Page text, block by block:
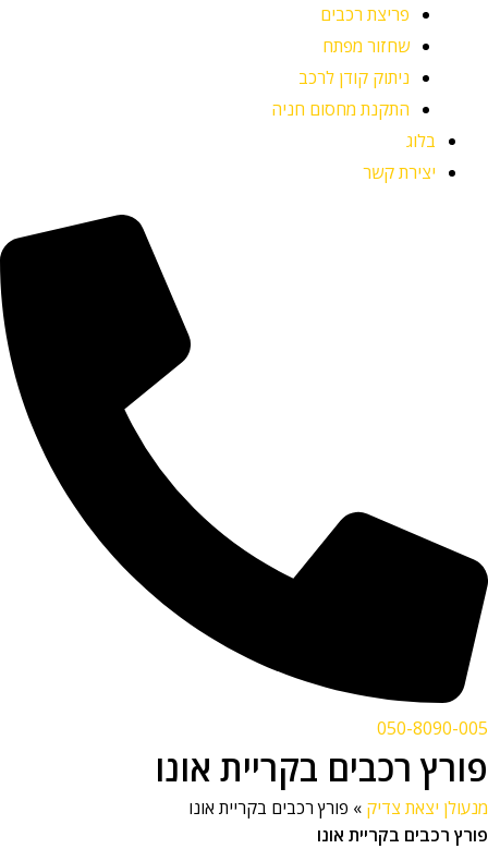
פריצת רכבים
שחזור מפתח
ניתוק קודן לרכב
התקנת מחסום חניה
בלוג
יצירת קשר
050-8090-005
פורץ רכבים בקריית אונו
מנעולן יצאת צדיק » פורץ רכבים בקריית אונו
פורץ רכבים בקריית אונו